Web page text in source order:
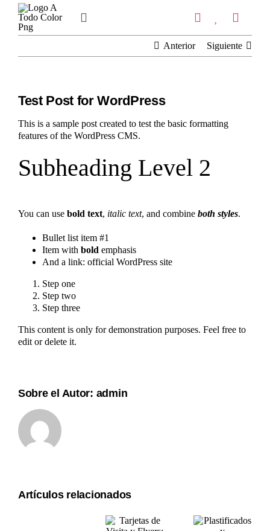
Saltar
contenido
Toggle
Navigation
IMPRENTA
COPISTERIA
REGALOS PERSONALIZADOS
Anterior Siguiente
Test Post for WordPress
This is a sample post created to test the basic formatting
features of the WordPress CMS.
Subheading Level 2
You can use bold text, italic text, and combine both styles.
Bullet list item #1
Item with bold emphasis
And a link: official WordPress site
Step one
Step two
Step three
This content is only for demonstration purposes. Feel free to
edit or delete it.
Sobre el Autor: admin
Artículos relacionados